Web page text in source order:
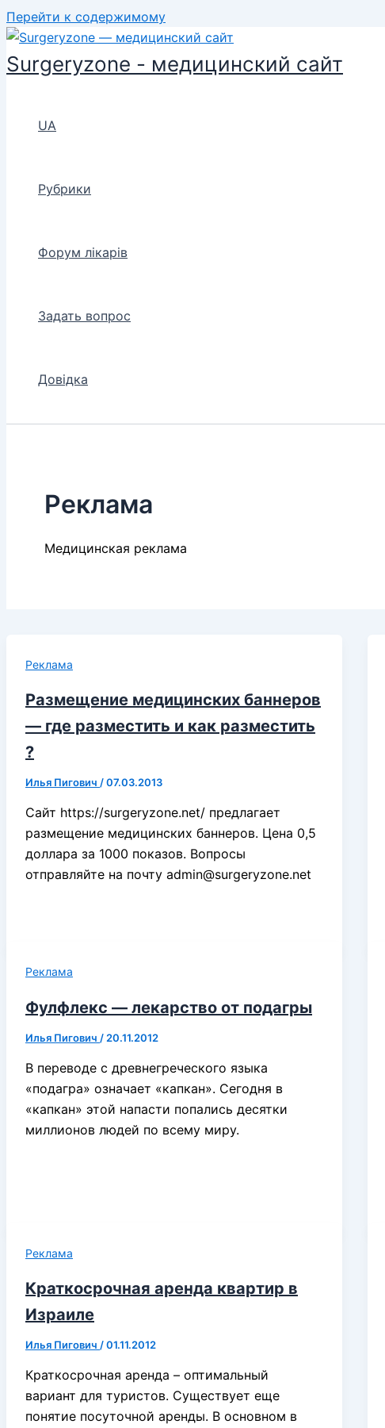
Перейти к содержимому
Surgeryzone - медицинский сайт
UA
Рубрики
Форум лікарів
Задать вопрос
Довідка
Реклама
Медицинская реклама
Реклама
Размещение медицинских баннеров
— где разместить и как разместить
?
Илья Пигович /07.03.2013
Сайт https://surgeryzone.net/ предлагает
размещение медицинских баннеров. Цена 0,5
доллара за 1000 показов. Вопросы
отправляйте на почту admin@surgeryzone.net
Реклама
Фулфлекс — лекарство от подагры
Илья Пигович / 20.11.2012
В переводе с древнегреческого языка
«подагра» означает «капкан». Сегодня в
«капкан» этой напасти попались десятки
миллионов людей по всему миру.
Реклама
Краткосрочная аренда квартир в
Израиле
Илья Пигович /01.11.2012
Краткосрочная аренда – оптимальный
вариант для туристов. Существует еще
понятие посуточной аренды. В основном в